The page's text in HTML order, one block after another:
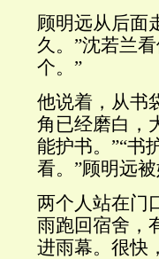
顾明远从后面
久。”沈若兰
个。”
他说着，从书
角已经磨白，
能护书。”“书
看。”顾明远
两个人站在门
雨跑回宿舍，
进雨幕。很快